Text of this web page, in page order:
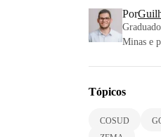
Por
Minas e
Tópicos
COSUD